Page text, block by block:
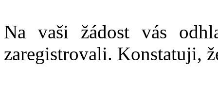
Na vaši žádost vás
zaregistrovali. Konstatuji,